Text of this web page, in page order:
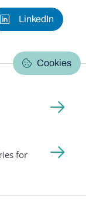
LinkedIn
Cookies
for